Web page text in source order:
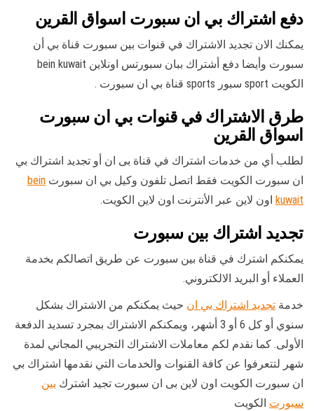
دفع اشتراك بي ان سبورت اسواق القرين
يمكنك الان تجديد الاشتراك في قنوات بين سبورت قناة بي أن
سبورت وأيضا دفع أشتراك ببان سبورتس اونلاين bein kuwait
الكويت sport سبور sports قناة بي ان سبورت .
طرق الاشتراك في قنوات بي ان سبورت
اسواق القرين
لطلب أي من خدمات اشتراك في قناة بى ان أو تجديد اشتراك بي
ان سبورت الكويت فقط اتصل تلفون وكيل بي ان سبورت bein
kuwait اون لاين عبر الأنترنت اون لاين الكويت.
تجديد اشتراك بين سبورت
يمكنكم اشترك في قناة بين سبورت عن طريق اتصالكم بخدمة
العملاء أو البريد الالكتروني.
خدمة تجديد اشتراك بي ان حيث يمكنكم من الاشتراك بشكل
سنوي أو كل 6 أو 3 أشهر، ويمكنكم الاشتراك بمجرد تسديد الدفعة
الأولى. كما نقدم لكم معاملات الاشتراك التجريبي المجاني لمدة
شهر لتتعرفوا عن كافة القنوات والخدمات التي نقدمها اشتراك بي
ان سبورت الكويت اون لاين بى ان سبورت تجيد اشترك بين
سبورت الكويت